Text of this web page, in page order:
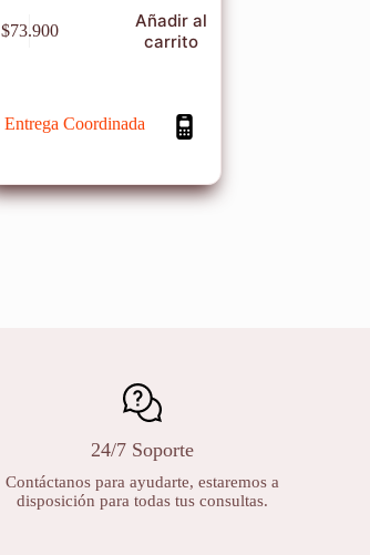
$73.900
Añadir al
carrito
Entrega Coordinada
24/7 Soporte
Contáctanos para ayudarte, estaremos a
disposición para todas tus consultas.